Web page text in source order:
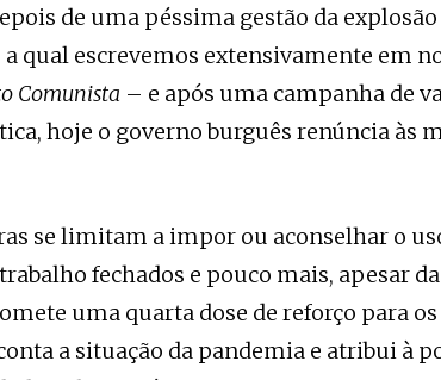
de uma péssima gestão da
qual escrevemos extensivamente em
Comunista – e após uma campanha de
hoje o governo burguês renúncia às
se limitam a impor ou aconselhar o
fechados e pouco mais, apesar
uma quarta dose de reforço para
a situação da pandemia e atribui à